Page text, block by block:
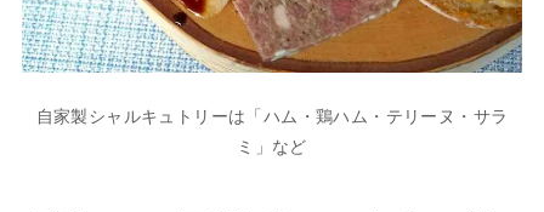
自家製シャルキュトリーは「ハム・鶏ハム・テリーヌ・サラ
ミ」など